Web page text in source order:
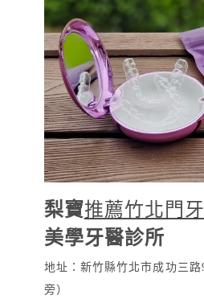
梨寶推薦竹北門
美學牙醫診所
地址：新竹縣竹北市成功三路
旁）